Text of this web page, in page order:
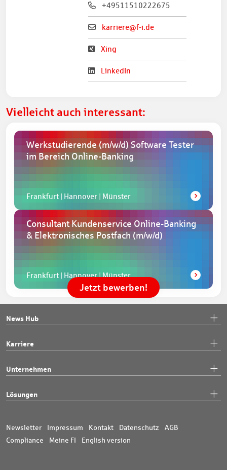
Jetzt bewerben!
+49511510222675
karriere@f-i.de
Xing
LinkedIn
Vielleicht auch interessant:
Werkstudierende(m/w/d) Software Tester
im Bereich Online-Banking
Frankfurt | Hannover | Münster
Consultant Kundenservice Online-Banking
& Elektronisches Postfach (m/w/d)
Frankfurt | Hannover | Münster
News Hub
Karriere
Unternehmen
Lösungen
Newsletter Impressum Kontakt Datenschutz
AGB
Compliance
Meine FI English version